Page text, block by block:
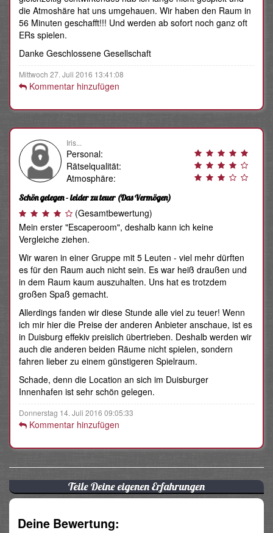
die Atmoshäre hat uns umgehauen. Wir haben den Raum in
56 Minuten geschafft!!! Und werden ab sofort noch ganz oft
ERs spielen.
Danke Geschlossene Gesellschaft
Mittwoch 27. Juli 2016 13:41:08
Kommentar hinzufügen
Iris...
Personal:
Rätselqualität:
Atmosphäre:
Schön gelegen - leider zu teuer(Das Vermögen)
(Gesamtbewertung)
Mein erster "Escaperoom", deshalb kann ich keine
Vergleiche ziehen.
Wir waren in einer Gruppe mit 5 Leuten - viel mehr dürften
es für den Raum auch nicht sein. Es war heiß draußen und
in dem Raum kaum auszuhalten. Uns hat es trotzdem
großen Spaß gemacht.
Allerdings fanden wir diese Stunde alle viel zu teuer! Wenn
ich mir hier die Preise der anderen Anbieter anschaue, ist es
in Duisburg effekiv preislich übertrieben. Deshalb werden wir
auch die anderen beiden Räume nicht spielen, sondern
fahren lieber zu einem günstigeren Spielraum.
Schade, denn die Location an sich im Duisburger
Innenhafen ist sehr schön gelegen.
Donnerstag 14. Juli 2016 09:05:33
Kommentar hinzufügen
Teile Deine eigenen Erfahrungen
Deine Bewertung: